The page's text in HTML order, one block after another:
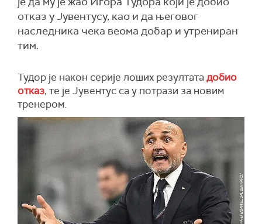
отказ у Јувентусу, као и да његовог
наследника чека веома добар и утрениран
тим.
Тудор је након серије лоших резултатадобио
отказ, те је Јувентус са у потрази за новим
тренером.